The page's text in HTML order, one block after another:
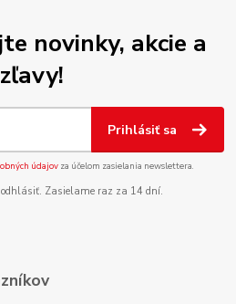
novinky, akcie a
zľavy!
Prihlásiť sa
údajov za účelom zasielania newslettera.
odhlásiť. Zasielame raz za 14 dní.